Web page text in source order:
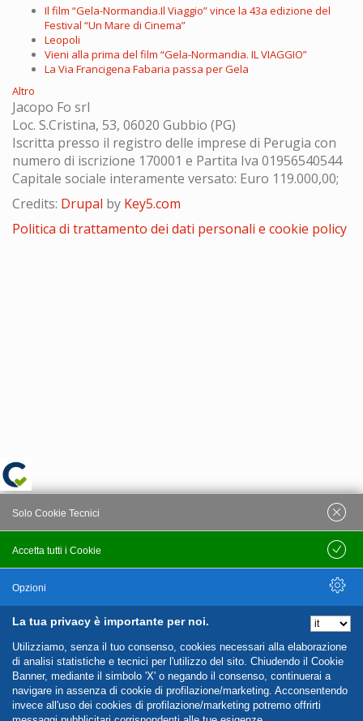
Il film “Gela-Normandia.Il Viaggio” vince la 43a edizione del
Festival “Un Mare di Cinema”
Leopoli
Vieni alla prima del film “Gela-Normandia. IL VIAGGIO”
La Via Francigena Fabaria passa per Gela
Altro
Jacopo Fo srl
Loc. S.Cristina, 53, 06020 Gubbio (PG)
Iscritta presso il registro delle imprese di Perugia con
numero di iscrizione 170001 e Partita Iva 01956540544
Capitale sociale interamente versato: Euro 119.000,00;
Credits: Drupal by Key5.com
Politica di trattamento dei dati personali e cookie policy
La tua privacy è importante per noi.
Utilizziamo, senza il tuo consenso, cookies necessari alla elaborazione
di analisi statistiche e tecnici per l'utilizzo del sito. Chiudendo il Cookie
Banner, mediante il simbolo 'X' o negando il consenso, continuerai a
navigare in assenza di cookie di profilazione/marketing. Acconsentendo
invece all'uso dei cookies di profilazione/marketing potremo offrirti
Accetta tutti i Cookie
Solo Cookie Tecnici
Salva
Opzioni
Nascondi Opzioni